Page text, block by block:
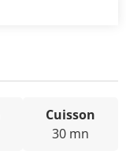
Cuisson
30 mn